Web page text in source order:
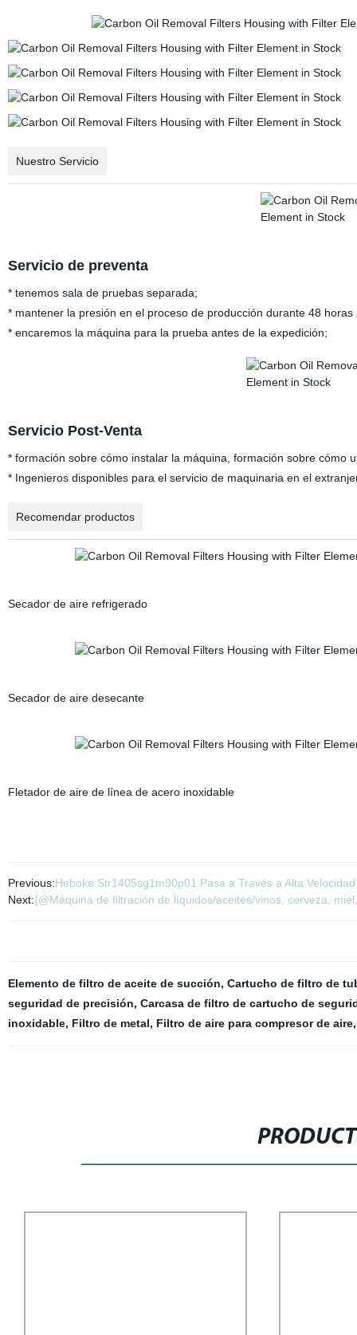
Nuestro Servicio
Servicio de preventa
* tenemos sala de pruebas separada;
* mantener la presión en el proceso de producción durante 48 horas
* encaremos la máquina para la prueba antes de la expedición;
Servicio Post-Venta
* formación sobre cómo instalar la máquina, formación sobre cómo
* Ingenieros disponibles para el servicio de maquinaria en el
Recomendar productos
Secador de aire refrigerado
Secador de aire desecante
Fletador de aire de línea de acero inoxidable
Previous:Heboke Str1405sg1m90p01 Pasa a Través a Alta
Next:{@Máquina de filtración de líquidos/aceites/vinos, cerveza,
Elemento de filtro de aceite de succión, Cartucho de filtro de
seguridad de precisión, Carcasa de filtro de cartucho de
inoxidable, Filtro de metal, Filtro de aire para compresor de aire,